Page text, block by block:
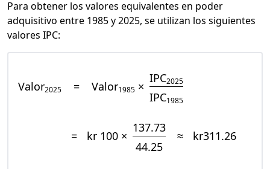
Para obtener los valores equivalentes en poder
adquisitivo entre 1985 y 2025, se utilizan los siguientes
valores IPC:
Valor2025 = Valor1985 ×
IPC2025
IPC1985
= kr 100 ×
137.73
44.25
≈ kr311.26